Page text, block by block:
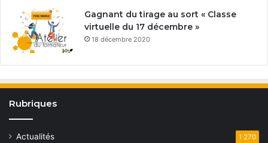
Gagnant du tirage au sort « Classe
virtuelle du 17 décembre »
18 décembre 2020
Rubriques
Actualités 1 270